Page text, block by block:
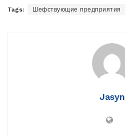
Tags: Шефствующие предприятия
Jasyn